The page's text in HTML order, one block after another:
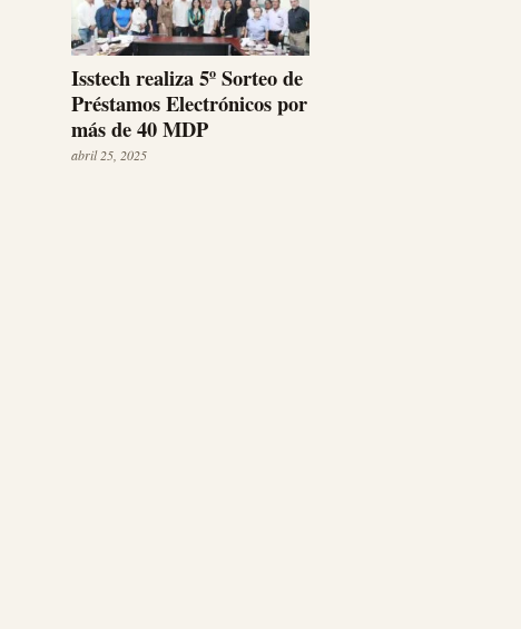
Isstech realiza 5º Sorteo de
Préstamos Electrónicos por
más de 40 MDP
abril 25, 2025